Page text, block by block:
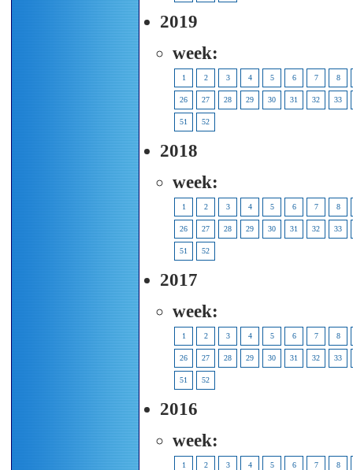
2019
week:
1 2 3 4 5 6 7 8
26 27 28 29 30 31 32 33
51 52
2018
week:
1 2 3 4 5 6 7 8
26 27 28 29 30 31 32 33
51 52
2017
week:
1 2 3 4 5 6 7 8
26 27 28 29 30 31 32 33
51 52
2016
week:
1 2 3 4 5 6 7 8